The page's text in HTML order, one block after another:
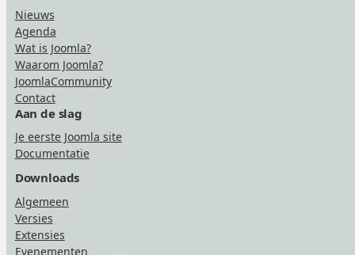
Nieuws
Agenda
Wat is Joomla?
Waarom Joomla?
JoomlaCommunity
Contact
Aan de slag
Je eerste Joomla site
Documentatie
Downloads
Algemeen
Versies
Extensies
Evenementen